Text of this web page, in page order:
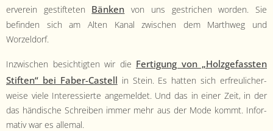
ervere­in ges­tifteten Bänken
von uns gestrichen wor­den. Sie
befind­en sich am Alten Kanal zwis­chen dem Marth­weg und
Worzeldorf.
Inzwis­chen besichtigten wir die Fer­ti­gung von „Holzge­fassten
Stiften“ bei Faber-Castell in Stein. Es hat­ten sich erfreulicher­
weise viele Inter­essierte angemeldet. Und das in ein­er Zeit, in der
das händis­che Schreiben immer mehr aus der Mode kommt. Infor­
ma­tiv war es allemal.